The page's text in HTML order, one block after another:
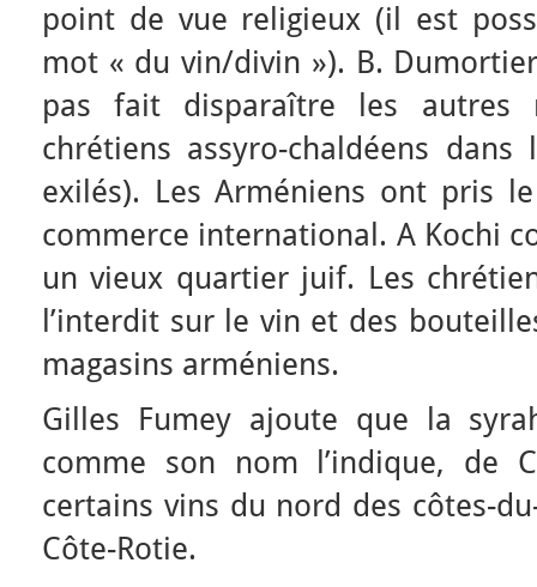
point de vue religieux (il est
mot « du vin/divin »). B.
pas fait disparaître les autres
chrétiens assyro-chaldéens
exilés). Les Arméniens ont pris
commerce international. A Kochi
un vieux quartier juif. Les
l’interdit sur le vin et des
magasins arméniens.
Gilles Fumey ajoute que la
comme son nom l’indique, de
certains vins du nord des côtes-
Côte-Rotie.